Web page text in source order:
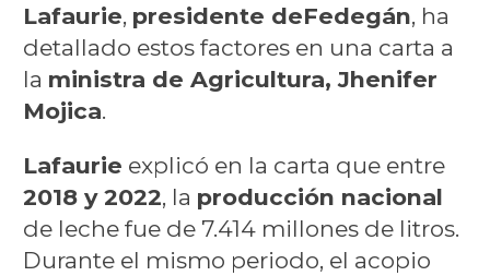
Lafaurie, presidente deFedegán, ha
detallado estos factores en una carta a
la ministra de Agricultura, Jhenifer
Mojica.
Lafaurie explicó en la carta que entre
2018 y 2022, la producción nacional
de leche fue de 7.414 millones de litros.
Durante el mismo periodo, el acopio